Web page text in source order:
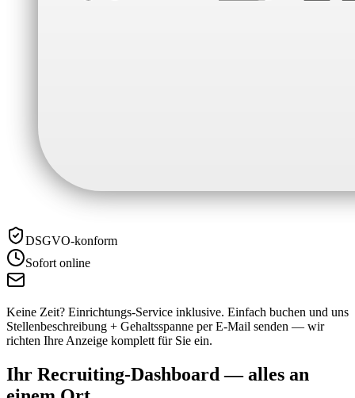
DSGVO-konform
Sofort online
Keine Zeit? Einrichtungs-Service inklusive. Einfach buchen und uns
Stellenbeschreibung + Gehaltsspanne per E-Mail senden — wir
richten Ihre Anzeige komplett für Sie ein.
Ihr Recruiting-Dashboard — alles an